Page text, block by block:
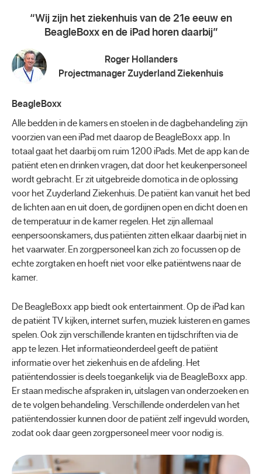
Wij zijn het ziekenhuis van de 21e eeuw en
BeagleBoxx en de iPad horen daarbij
Roger Hollanders
Projectmanager Zuyderland Ziekenhuis
BeagleBoxx
Alle bedden in de kamers en stoelen in de dagbehandeling zijn
voorzien van een iPad met daarop de BeagleBoxx app. In
totaal gaat het daarbij om ruim 1200 iPads. Met de app kan de
patiënt eten en drinken vragen, dat door het keukenpersoneel
wordt gebracht. Er zit uitgebreide domotica in de oplossing
voor het Zuyderland Ziekenhuis. De patiënt kan vanuit het bed
de lichten aan en uit doen, de gordijnen open en dicht doen en
de temperatuur in de kamer regelen. Het zijn allemaal
eenpersoonskamers, dus patiënten zitten elkaar daarbij niet in
het vaarwater. En zorgpersoneel kan zich zo focussen op de
echte zorgtaken en hoeft niet voor elke patiëntwens naar de
kamer.
De BeagleBoxx app biedt ook entertainment. Op de iPad kan
de patiënt TV kijken, internet surfen, muziek luisteren en games
spelen. Ook zijn verschillende kranten en tijdschriften via de
app te lezen. Het informatieonderdeel geeft de patiënt
informatie over het ziekenhuis en de afdeling. Het
patiëntendossier is deels toegankelijk via de BeagleBoxx app.
Er staan medische afspraken in, uitslagen van onderzoeken en
de te volgen behandeling. Verschillende onderdelen van het
patiëntendossier kunnen door de patiënt zelf ingevuld worden,
zodat ook daar geen zorgpersoneel meer voor nodig is.